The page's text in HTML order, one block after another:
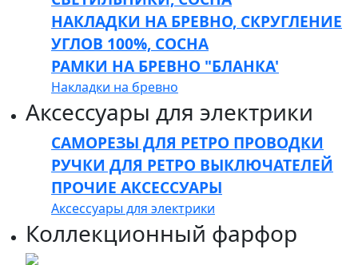
НАКЛАДКИ НА БРЕВНО, СКРУГЛЕНИЕ
УГЛОВ 100%, СОСНА
РАМКИ НА БРЕВНО "БЛАНКА'
Накладки на бревно
Аксессуары для электрики
САМОРЕЗЫ ДЛЯ РЕТРО ПРОВОДКИ
РУЧКИ ДЛЯ РЕТРО ВЫКЛЮЧАТЕЛЕЙ
ПРОЧИЕ АКСЕССУАРЫ
Аксессуары для электрики
Коллекционный фарфор